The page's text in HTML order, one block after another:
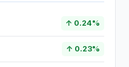
↑ 0.24%
↑ 0.23%